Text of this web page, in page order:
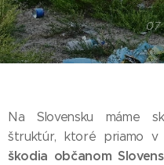
Na Slovensku máme
štruktúr, ktoré priamo v
škodia občanom